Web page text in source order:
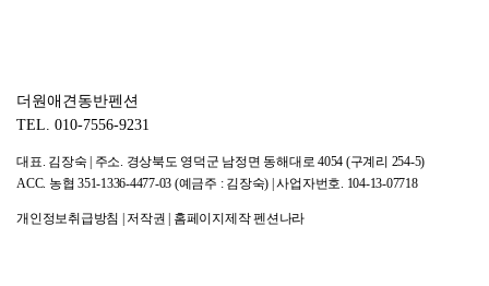
더원애견동반펜션
TEL. 010-7556-9231
대표. 김장숙 | 주소. 경상북도 영덕군 남정면 동해대로 4054 (구계리 254-5)
ACC. 농협 351-1336-4477-03 (예금주 : 김장숙) | 사업자번호. 104-13-07718
개인정보취급방침 | 저작권 | 홈페이지제작 펜션나라